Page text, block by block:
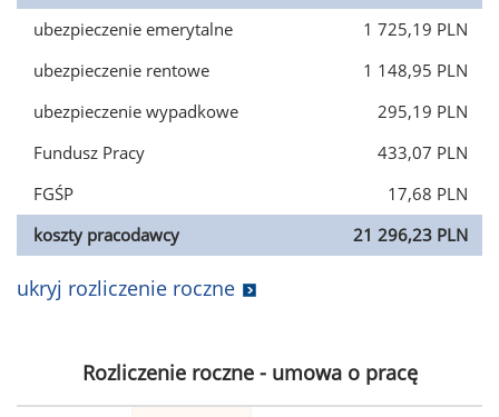
ubezpieczenie emerytalne
1 725,19 PLN
ubezpieczenie rentowe
1 148,95 PLN
ubezpieczenie wypadkowe
295,19 PLN
Fundusz Pracy
433,07 PLN
FGŚP
17,68 PLN
koszty pracodawcy
21 296,23 PLN
ukryj rozliczenie roczne
Rozliczenie roczne - umowa o pracę